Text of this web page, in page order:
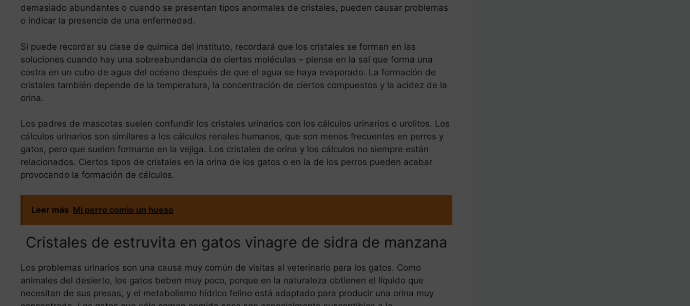
demasiado abundantes o cuando se presentan tipos anormales de cristales, pueden causar problemas
o indicar la presencia de una enfermedad.
Si puede recordar su clase de química del instituto, recordará que los cristales se forman en las
soluciones cuando hay una sobreabundancia de ciertas moléculas – piense en la sal que forma una
costra en un cubo de agua del océano después de que el agua se haya evaporado. La formación de
cristales también depende de la temperatura, la concentración de ciertos compuestos y la acidez de la
orina.
Los padres de mascotas suelen confundir los cristales urinarios con los cálculos urinarios o urolitos. Los
cálculos urinarios son similares a los cálculos renales humanos, que son menos frecuentes en perros y
gatos, pero que suelen formarse en la vejiga. Los cristales de orina y los cálculos no siempre están
relacionados. Ciertos tipos de cristales en la orina de los gatos o en la de los perros pueden acabar
provocando la formación de cálculos.
Leer más Mi perro comio un hueso
Cristales de estruvita en gatos vinagre de sidra de manzana
Los problemas urinarios son una causa muy común de visitas al veterinario para los gatos. Como
animales del desierto, los gatos beben muy poco, porque en la naturaleza obtienen el líquido que
necesitan de sus presas, y el metabolismo hídrico felino está adaptado para producir una orina muy